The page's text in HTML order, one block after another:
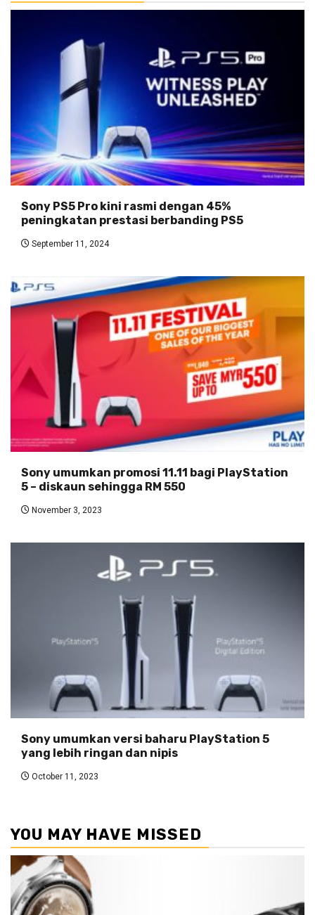
Sony PS5 Pro kini rasmi dengan 45%
peningkatan prestasi berbanding PS5
September 11, 2024
Sony umumkan promosi 11.11 bagi PlayStation
5 – diskaun sehingga RM 550
November 3, 2023
Sony umumkan versi baharu PlayStation 5
yang lebih ringan dan nipis
October 11, 2023
YOU MAY HAVE MISSED